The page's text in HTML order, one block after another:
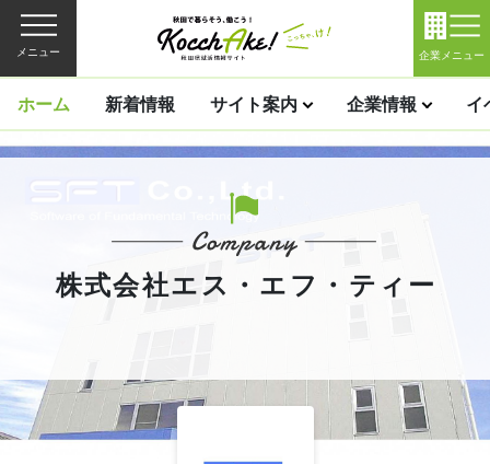
メニュー 企業メニュー
ホーム 新着情報 サイト案内 企業情報 イ
株式会社エス・エフ・ティー